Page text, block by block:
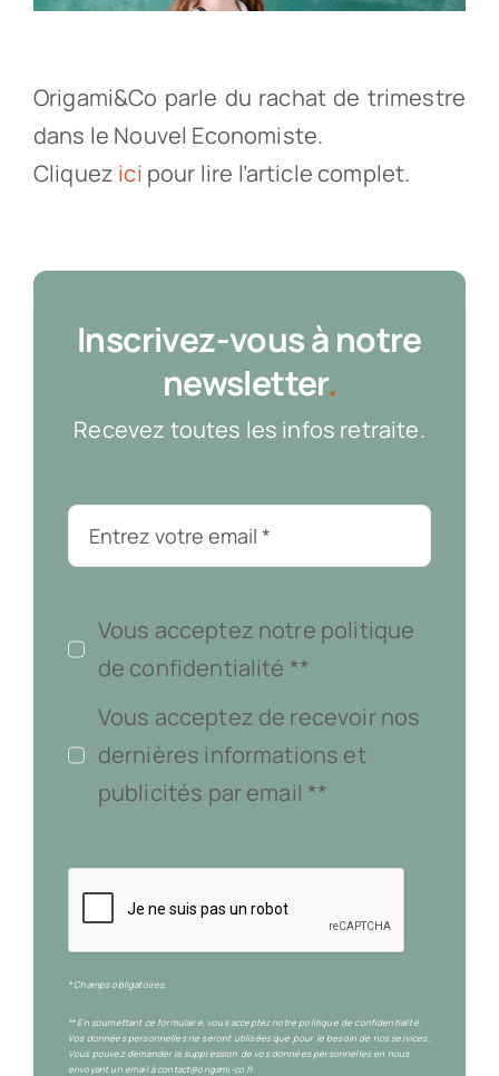
Origami&Co parle du rachat de trimestre
dans le Nouvel Economiste.
Cliquez ici pour lire l’article complet.
Inscrivez-vous à notre
newsletter.
Recevez toutes les infos retraite.
Vous acceptez notre politique
de confidentialité **
Vous acceptez de recevoir nos
dernières informations et
publicités par email **
* Champs obligatoires.
** En soumettant ce formulaire, vous acceptez notre politique de confidentialité.
Vos données personnelles ne seront utilisées que pour le besoin de nos services.
Vous pouvez demander la suppression de vos données personnelles en nous
envoyant un email à contact@origami-co.fr.